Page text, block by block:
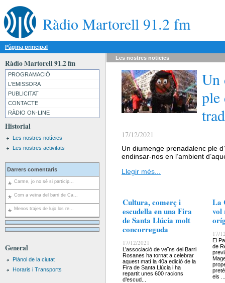
Ràdio Martorell 91.2 fm
Pàgina principal
Ràdio Martorell 91.2 fm
PROGRAMACIÓ
L'EMISSORA
PUBLICITAT
CONTACTE
RÀDIO ON-LINE
Historial
Les nostres notícies
Les nostres activitats
Darrers comentaris
Carme, jo no sé si particip...
Com a veïna del barri de Ca...
Menos trajes de lujo los re...
General
Plànol de la ciutat
Horaris i Transports
Les nostres noticies
Un
ple
17/12/2021
Un diumenge prenadalenc ple
endinsar-nos en l’ambient
Llegir més...
Cultura, comerç i
escudella en una Fira
de Santa Llúcia molt
concorreguda
17/12/2021
L’associació de veïns del Barri
Rosanes ha tornat a celebrar
aquest matí la 40a edició de la
Fira de Santa Llúcia i ha
repartit unes 600 racions
d’escud...
La
vol
17/
El
de
els ...